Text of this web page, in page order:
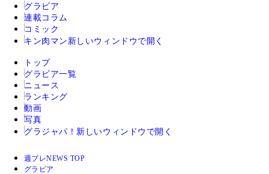
グラビア
連載コラム
コミック
キン肉マン 新しいウィンドウで開く
トップ
グラビア一覧
ニュース
ランキング
動画
写真
グラジャパ！ 新しいウィンドウで開く
週プレNEWS TOP
グラビア